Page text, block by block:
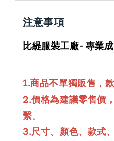
注意事項
比緹服裝工廠- 專業
1.商品不單獨販售，
2.價格為建議零售價
繫。
3.尺寸、顏色、款式